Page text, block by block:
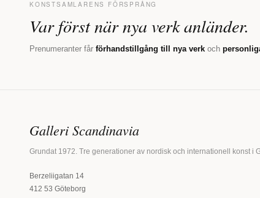
KONSTSAMLARENS FÖRSPRÅNG
Var först när nya verk anländer.
Prenumeranter får förhandstillgång till nya verk och
Galleri Scandinavia
Grundat 1972. Tre generationer av nordisk och internationell konst i
Berzeliigatan 14
412 53 Göteborg